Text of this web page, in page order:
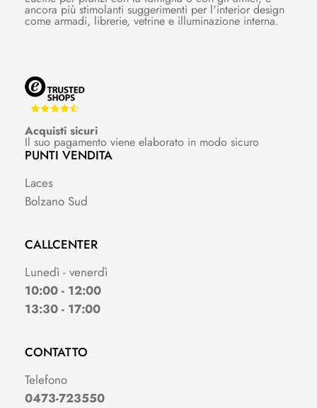
ancora più stimolanti suggerimenti per l'interior design
come armadi, librerie, vetrine e illuminazione interna.
Acquisti sicuri
Il suo pagamento viene elaborato in modo sicuro
PUNTI VENDITA
Laces
Bolzano Sud
CALLCENTER
Lunedì - venerdì
10:00 - 12:00
13:30 - 17:00
CONTATTO
Telefono
0473-723550